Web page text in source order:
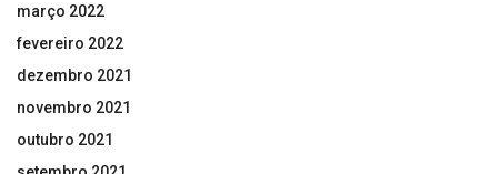
março 2022
fevereiro 2022
dezembro 2021
novembro 2021
outubro 2021